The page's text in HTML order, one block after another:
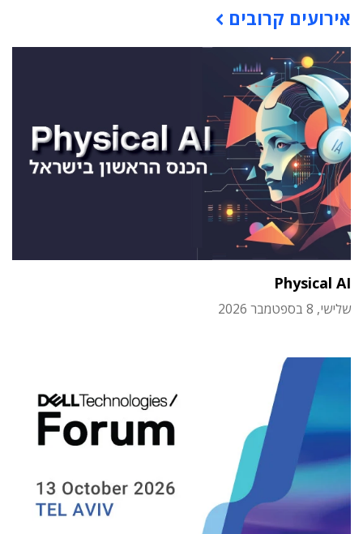
אירועים קרובים
Physical AI
שלישי, 8 בספטמבר 2026